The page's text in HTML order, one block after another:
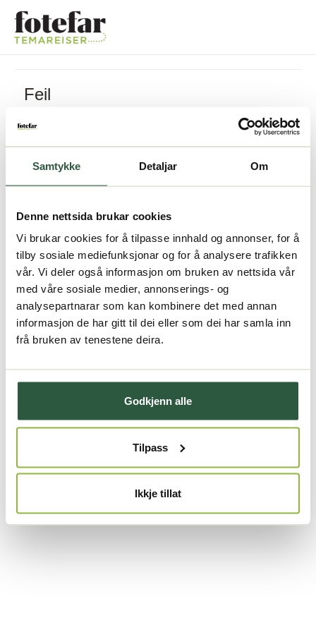
Samtykke Detaljar Om
Denne nettsida brukar cookies
Vi brukar cookies for å tilpasse innhald og annonser, for å
tilby sosiale mediefunksjonar og for å analysere trafikken
vår. Vi deler også informasjon om bruken av nettsida vår
med våre sosiale medier, annonserings- og
analysepartnarar som kan kombinere det med annan
informasjon de har gitt til dei eller som dei har samla inn
frå bruken av tenestene deira.
Godkjenn alle
Tilpass
Ikkje tillat
Feil
Pakken kan ikke bestilles